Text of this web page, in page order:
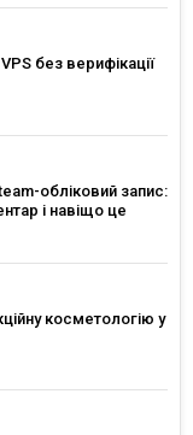
без верифікації
обліковий запис:
і навіщо це
косметологію у